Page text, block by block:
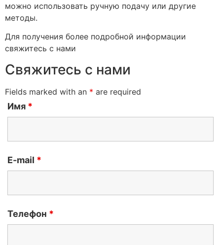
можно использовать ручную подачу или другие
методы.
Для получения более подробной информации
свяжитесь с нами
Свяжитесь с нами
Fields marked with an * are required
Имя *
E-mail *
Телефон *